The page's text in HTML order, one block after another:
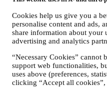
Cookies help us give you a
personalise content and ads,
share information about your
advertising and analytics
“Necessary Cookies” cannot
support web functionalities,
uses above (preferences,
clicking “Accept all
acesso a uma série de
registrados, para
check-out mais rápido,
visualizar e acompanhar
processamento é
GERIR AS SUAS
NOSSOS PRODUTOS,
Usaremos os seus dados
contratual consigo, as